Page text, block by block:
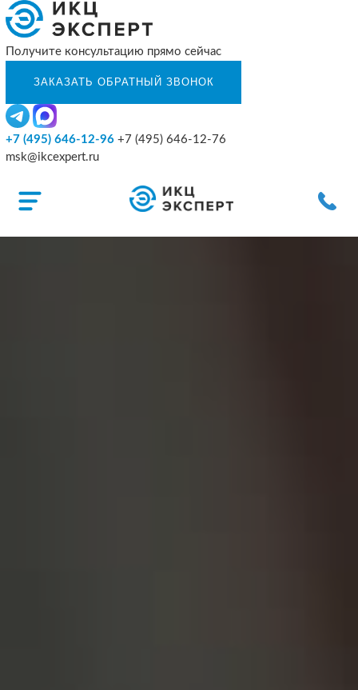
Получите консультацию прямо сейчас
+7 (495) 646-12-96 +7 (495) 646-12-76
msk@ikcexpert.ru